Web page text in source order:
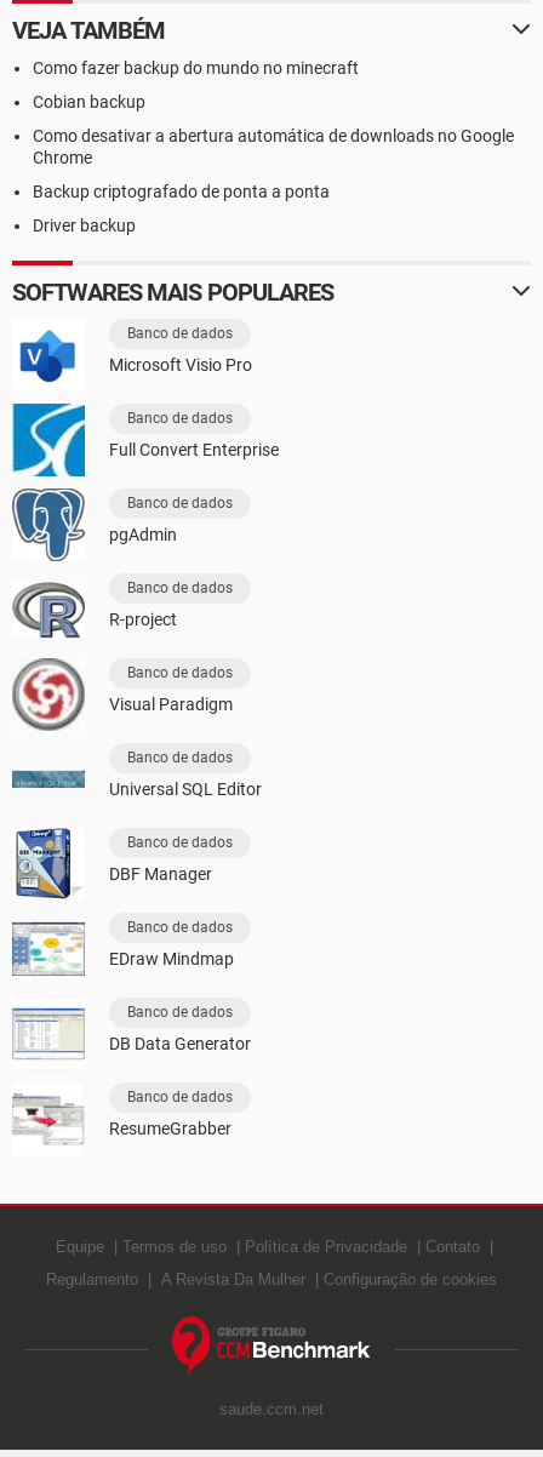
VEJA TAMBÉM
Como fazer backup do mundo no minecraft
Cobian backup
Como desativar a abertura automática de downloads no Google
Chrome
Backup criptografado de ponta a ponta
Driver backup
SOFTWARES MAIS POPULARES
Banco de dados
Microsoft Visio Pro
Banco de dados
Full Convert Enterprise
Banco de dados
pgAdmin
Banco de dados
R-project
Banco de dados
Visual Paradigm
Banco de dados
Universal SQL Editor
Banco de dados
DBF Manager
Banco de dados
EDraw Mindmap
Banco de dados
DB Data Generator
Banco de dados
ResumeGrabber
Equipe Termos de uso Política de Privacidade
Contato
Regulamento
A Revista Da Mulher Configuração de cookies
saude.ccm.net